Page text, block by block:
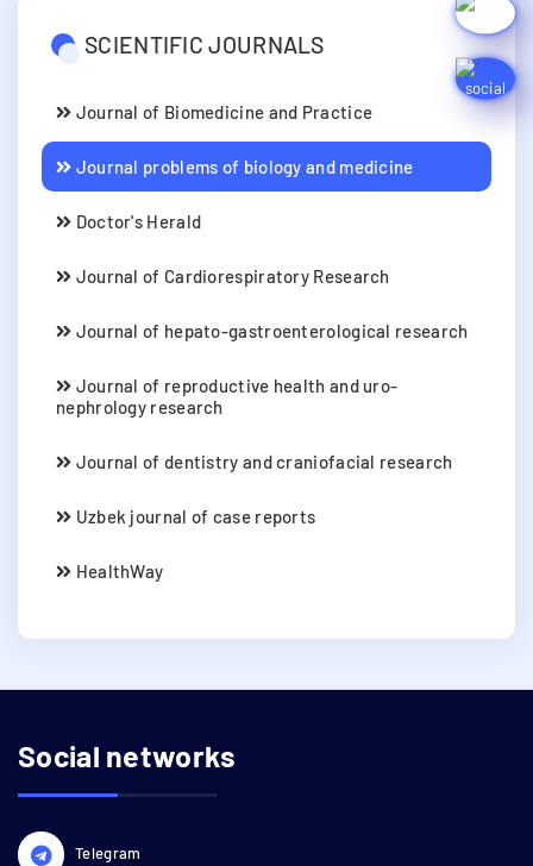
SCIENTIFIC JOURNALS
Journal of Biomedicine and Practice
Journal problems of biology and medicine
Doctor's Herald
Journal of Cardiorespiratory Research
Journal of hepato-gastroenterological research
Journal of reproductive health and uro-
nephrology research
Journal of dentistry and craniofacial research
Uzbek journal of case reports
HealthWay
Social networks
Telegram